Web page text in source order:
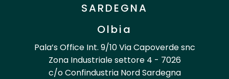
SARDEGNA
Olbia
Pala’s Office Int. 9/10 Via Capoverde snc
Zona Industriale settore 4 - 7026
c/o Confindustria Nord Sardegna